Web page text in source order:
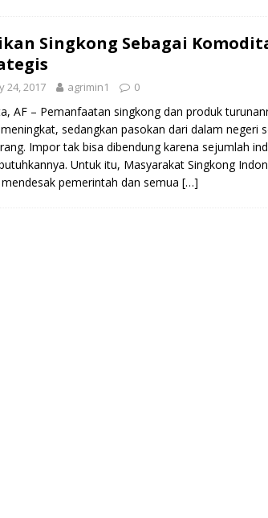
Singkong Sebagai
24, 2017 agrimin1 0
AF – Pemanfaatan singkong dan produk
sedangkan pasokan dari dalam negeri
Impor tak bisa dibendung karena sejumlah
Untuk itu, Masyarakat Singkong
pemerintah dan semua […]